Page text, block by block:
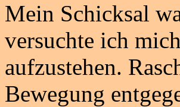
Mein Schicksal
versuchte ich
aufzustehen.
Bewegung